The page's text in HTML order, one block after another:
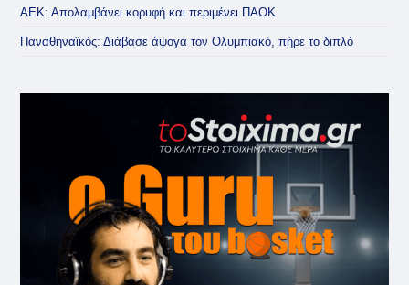
ΑΕΚ: Απολαμβάνει κορυφή και περιμένει ΠΑΟΚ
Παναθηναϊκός: Διάβασε άψογα τον Ολυμπιακό, πήρε το διπλό